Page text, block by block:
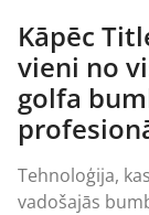
Kāpēc
vieni no
golfa
Tehnoloģija,
vadošajās